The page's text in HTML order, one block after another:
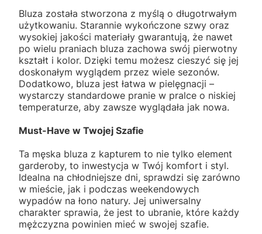
Bluza została stworzona z myślą o długotrwałym
użytkowaniu. Starannie wykończone szwy oraz
wysokiej jakości materiały gwarantują, że nawet
po wielu praniach bluza zachowa swój pierwotny
kształt i kolor. Dzięki temu możesz cieszyć się jej
doskonałym wyglądem przez wiele sezonów.
Dodatkowo, bluza jest łatwa w pielęgnacji –
wystarczy standardowe pranie w pralce o niskiej
temperaturze, aby zawsze wyglądała jak nowa.
Must-Have w Twojej Szafie
Ta męska bluza z kapturem to nie tylko element
garderoby, to inwestycja w Twój komfort i styl.
Idealna na chłodniejsze dni, sprawdzi się zarówno
w mieście, jak i podczas weekendowych
wypadów na łono natury. Jej uniwersalny
charakter sprawia, że jest to ubranie, które każdy
mężczyzna powinien mieć w swojej szafie.